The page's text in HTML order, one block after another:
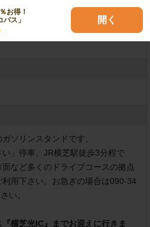
お得！
ス」
開く
ご利用できない場合もございます。
ソリンスタンドです。
」停車、JR横芝駅徒歩3分程で
など多くのドライブコースの拠点
用下さい。お急ぎの場合は090-34
い。
横芝光IC』までお迎えに行きま